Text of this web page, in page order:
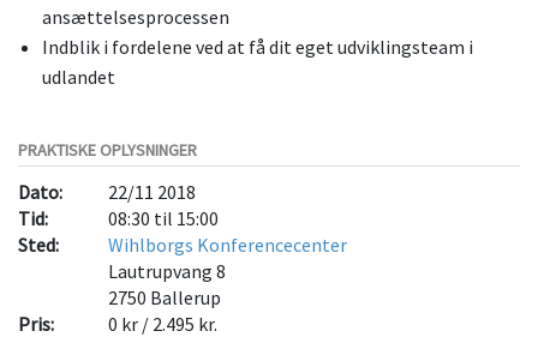
ansættelsesprocessen
Indblik i fordelene ved at få dit eget udviklingsteam i
udlandet
PRAKTISKE OPLYSNINGER
Dato:
22/11 2018
Tid:
08:30 til 15:00
Sted:
Wihlborgs Konferencecenter
Lautrupvang 8
2750 Ballerup
Pris:
0 kr / 2.495 kr.